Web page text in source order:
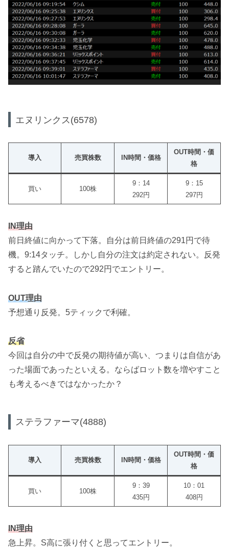
エヌリンクス(6578)
導入 売買株数 IN時間・価格
OUT時間・価
格
買い 100株
9：14
292円
9：15
297円
IN理由
前日終値に向かって下落。自分は前日終値の291円で待
機。9:14タッチ。しかし自分の注文は約定されない。反発
すると踏んでいたので292円でエントリー。
OUT理由
予想通り反発。5ティックで利確。
反省
今回は自分の中で反発の期待値が高い、つまりは自信があ
った場面であったといえる。ならばロット数を増やすこと
も考えるべきではなかったか？
ステラファーマ(4888)
導入 売買株数 IN時間・価格
OUT時間・価
格
買い 100株
9：39
435円
10：01
408円
IN理由
急上昇。S高に張り付くと思ってエントリー。